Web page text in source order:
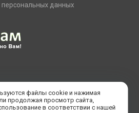
персональных данных
109, оф.455
файлы cookie и нажимая
продолжая просмотр сайта,
в соответствии с нашей